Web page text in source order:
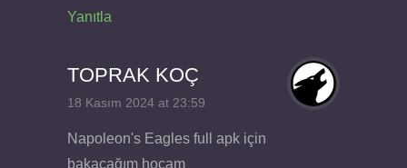
Yanıtla
TOPRAK KOÇ
18 Kasım 2024 at 23:59
Napoleon's Eagles full apk için
bakacağım hocam